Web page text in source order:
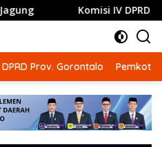
Komisi IV DPRD Gorontalo
DPRD Prov. Gorontalo Pemkot